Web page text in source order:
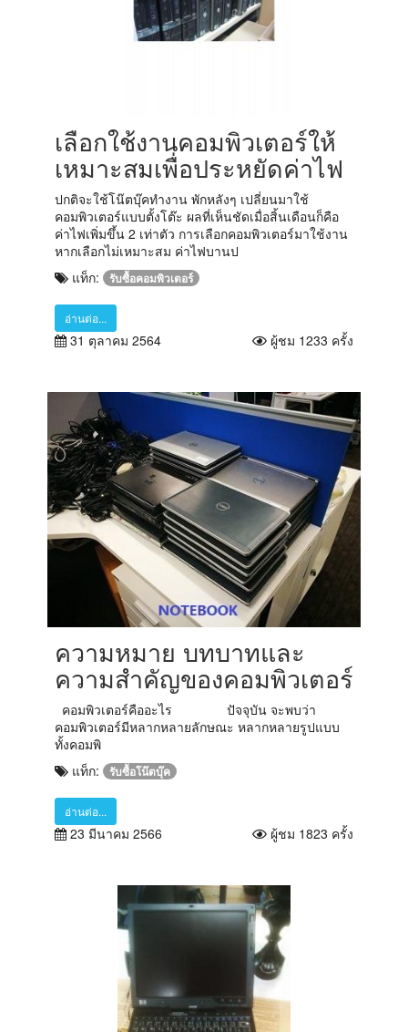
เลือกใช้งานคอมพิวเตอร์ให้
เหมาะสมเพื่อประหยัดค่าไฟ
ปกติจะใช้โน๊ตบุ๊คทำงาน พักหลังๆ เปลี่ยนมาใช้
คอมพิวเตอร์แบบตั้งโต๊ะ ผลที่เห็นชัดเมื่อสิ้นเดือนก็คือ
ค่าไฟเพิ่มขึ้น 2 เท่าตัว การเลือกคอมพิวเตอร์มาใช้งาน
หากเลือกไม่เหมาะสม ค่าไฟบานป
แท็ก:
รับซื้อคอมพิวเตอร์
อ่านต่อ...
31 ตุลาคม 2564 ผู้ชม 1233 ครั้ง
ความหมาย บทบาทและ
ความสำคัญของคอมพิวเตอร์
คอมพิวเตอร์คืออะไร ปัจจุบัน จะพบว่า
คอมพิวเตอร์มีหลากหลายลักษณะ หลากหลายรูปแบบ
ทั้งคอมพิ
แท็ก:
รับซื้อโน๊ตบุ๊ค
อ่านต่อ...
23 มีนาคม 2566 ผู้ชม 1823 ครั้ง